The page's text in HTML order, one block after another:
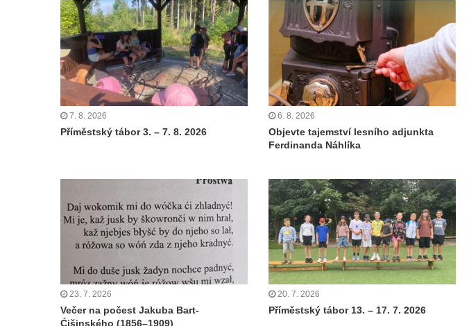
7. 8. 2026
Příměstský tábor 3. – 7. 8. 2026
6. 8. 2026
Objevte tajemství lesního adjunkta
Ferdinanda Náhlíka
23. 7. 2026
Večer na počest Jakuba Bart-
Ćišinského (1856–1909)
20. 7. 2026
Příměstský tábor 13. – 17. 7. 2026